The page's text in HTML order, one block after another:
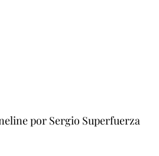
por Sergio Superfuerza